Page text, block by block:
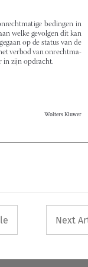






Wolters Kluwer
used
Next